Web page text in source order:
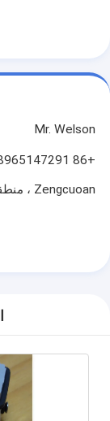
Mr. Welson
+86 18965147291
Zengcuoan ، منطقة Siming ، شيامن ، الصين 36000